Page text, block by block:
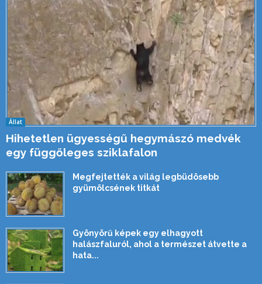
Állat
Hihetetlen ügyességű hegymászó medvék
egy függőleges sziklafalon
Megfejtették a világ legbüdösebb
gyümölcsének titkát
Gyönyörű képek egy elhagyott
halászfaluról, ahol a természet átvette a
hata...